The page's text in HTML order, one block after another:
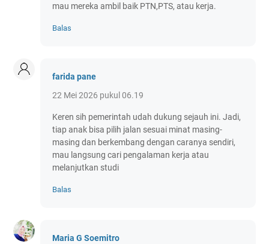
mau mereka ambil baik PTN,PTS, atau kerja.
Balas
farida pane
22 Mei 2026 pukul 06.19
Keren sih pemerintah udah dukung sejauh ini. Jadi,
tiap anak bisa pilih jalan sesuai minat masing-
masing dan berkembang dengan caranya sendiri,
mau langsung cari pengalaman kerja atau
melanjutkan studi
Balas
Maria G Soemitro